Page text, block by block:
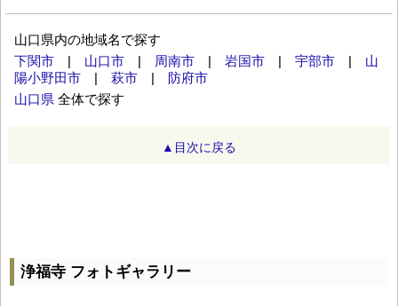
山口県内の地域名で探す
下関市
山口市 周南市 岩国市 宇部市
山
陽小野田市
萩市
防府市
山口県 全体で探す
▲目次に戻る
浄福寺 フォトギャラリー